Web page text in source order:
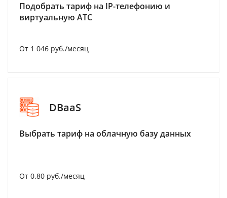
Подобрать тариф на IP-телефонию и
виртуальную АТС
От 1 046 руб./месяц
DBaaS
Выбрать тариф на облачную базу данных
От 0.80 руб./месяц